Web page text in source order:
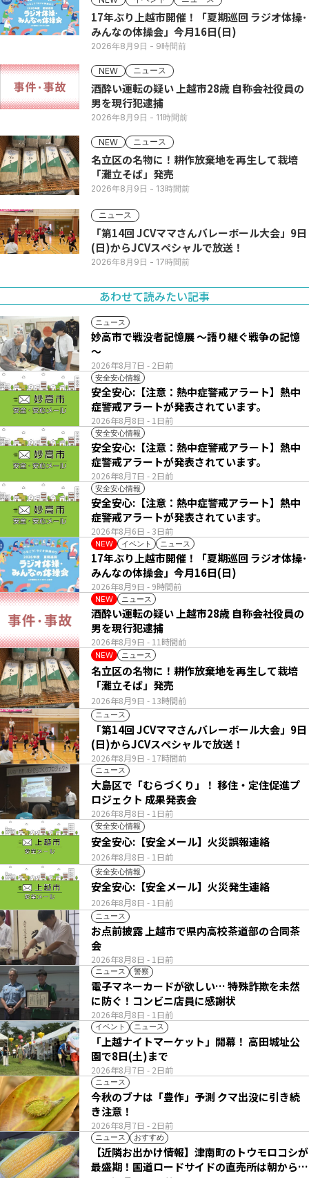
17年ぶり上越市開催！「夏期巡回 ラジオ体操･
みんなの体操会」今月16日(日)
2026年8月9日 - 9時間前
NEW ニュース
酒酔い運転の疑い 上越市28歳 自称会社役員の
男を現行犯逮捕
2026年8月9日 - 11時間前
NEW ニュース
名立区の名物に！耕作放棄地を再生して栽培
「灘立そば」発売
2026年8月9日 - 13時間前
ニュース
「第14回 JCVママさんバレーボール大会」9日
(日)からJCVスペシャルで放送！
2026年8月9日 - 17時間前
あわせて読みたい記事
ニュース
2026年8月7日 - 2日前
妙高市で戦没者記憶展 ～語り継ぐ戦争の記憶
～
安全安心情報
2026年8月8日 - 1日前
安全安心:【注意：熱中症警戒アラート】熱中
症警戒アラートが発表されています。
安全安心情報
2026年8月7日 - 2日前
安全安心:【注意：熱中症警戒アラート】熱中
症警戒アラートが発表されています。
安全安心情報
2026年8月6日 - 3日前
安全安心:【注意：熱中症警戒アラート】熱中
症警戒アラートが発表されています。
NEW イベント ニュース
2026年8月9日 - 9時間前
17年ぶり上越市開催！「夏期巡回 ラジオ体操･
みんなの体操会」今月16日(日)
NEW ニュース
2026年8月9日 - 11時間前
酒酔い運転の疑い 上越市28歳 自称会社役員の
男を現行犯逮捕
NEW ニュース
2026年8月9日 - 13時間前
名立区の名物に！耕作放棄地を再生して栽培
「灘立そば」発売
ニュース
2026年8月9日 - 17時間前
「第14回 JCVママさんバレーボール大会」9日
(日)からJCVスペシャルで放送！
ニュース
2026年8月8日 - 1日前
大島区で「むらづくり」！ 移住・定住促進プ
ロジェクト 成果発表会
安全安心情報
2026年8月8日 - 1日前
安全安心:【安全メール】火災誤報連絡
安全安心情報
2026年8月8日 - 1日前
安全安心:【安全メール】火災発生連絡
ニュース
2026年8月8日 - 1日前
お点前披露 上越市で県内高校茶道部の合同茶
会
ニュース 警察
2026年8月8日 - 1日前
電子マネーカードが欲しい… 特殊詐欺を未然
に防ぐ！コンビニ店員に感謝状
イベント ニュース
2026年8月7日 - 2日前
「上越ナイトマーケット」開幕！ 高田城址公
園で8日(土)まで
ニュース
2026年8月7日 - 2日前
今秋のブナは「豊作」予測 クマ出没に引き続
き注意！
ニュース おすすめ
【近隣お出かけ情報】津南町のトウモロコシが
最盛期！国道ロードサイドの直売所は朝から長